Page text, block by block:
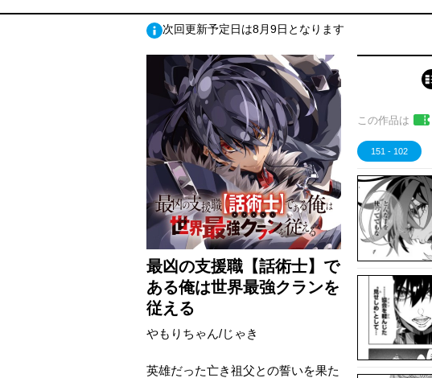
次回更新予定日は8月9日となります
最凶の支援職【話術士】で
ある俺は世界最強クランを
従える
やもりちゃん/じゃき
英雄だった亡き祖父との誓いを果た
この作品は
151 - 102